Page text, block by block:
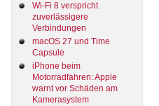
Wi-Fi 8 verspricht
zuverlässigere
Verbindungen
macOS 27 und Time
Capsule
iPhone beim
Motorradfahren: Apple
warnt vor Schäden am
Kamerasystem